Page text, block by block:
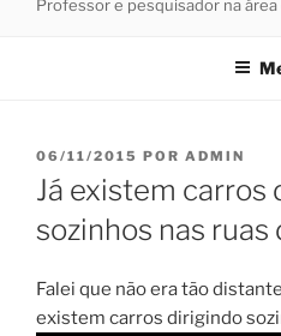
Professor e pesquisador na
PUBLICADO
EM
06/11/2015 POR ADMIN
Já existem carros
sozinhos nas ruas
Falei que não era tão
existem carros dirigindo